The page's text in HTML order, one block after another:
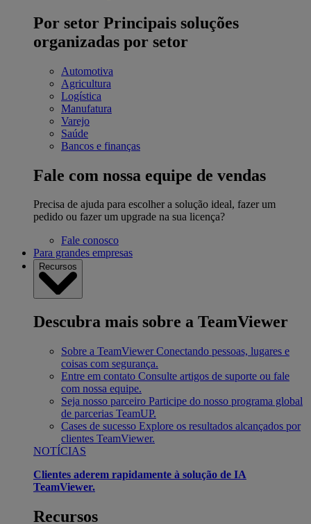
Por setor Principais soluções
organizadas por setor
Automotiva
Agricultura
Logística
Manufatura
Varejo
Saúde
Bancos e finanças
Fale com nossa equipe de vendas
Precisa de ajuda para escolher a solução ideal, fazer um
pedido ou fazer um upgrade na sua licença?
Fale conosco
Para grandes empresas
Recursos
Descubra mais sobre a TeamViewer
Sobre a TeamViewer Conectando pessoas, lugares e
coisas com segurança.
Entre em contato Consulte artigos de suporte ou fale
com nossa equipe.
Seja nosso parceiro Participe do nosso programa global
de parcerias TeamUP.
Cases de sucesso Explore os resultados alcançados por
clientes TeamViewer.
NOTÍCIAS
Clientes aderem rapidamente à solução de IA
TeamViewer.
Recursos